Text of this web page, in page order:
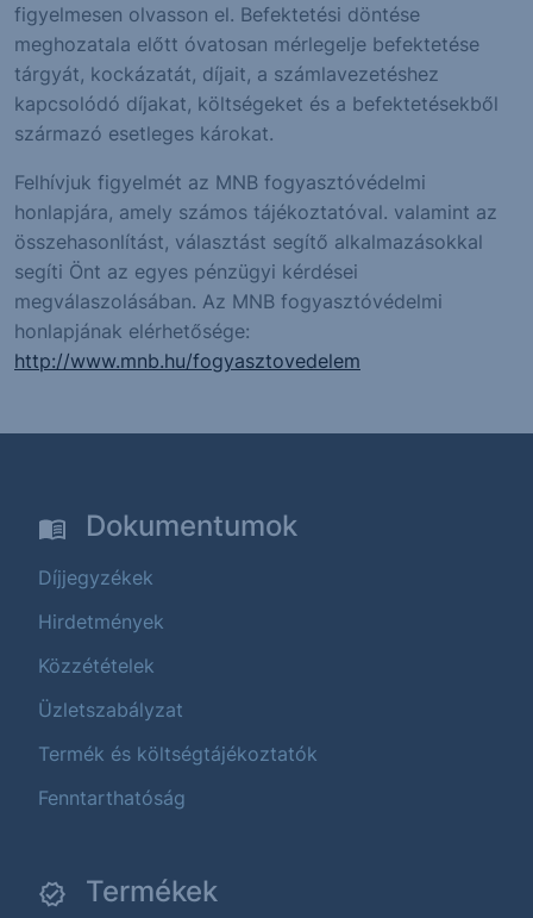
figyelmesen olvasson el. Befektetési döntése
meghozatala előtt óvatosan mérlegelje befektetése
tárgyát, kockázatát, díjait, a számlavezetéshez
kapcsolódó díjakat, költségeket és a befektetésekből
származó esetleges károkat.
Felhívjuk figyelmét az MNB fogyasztóvédelmi
honlapjára, amely számos tájékoztatóval. valamint az
összehasonlítást, választást segítő alkalmazásokkal
segíti Önt az egyes pénzügyi kérdései
megválaszolásában. Az MNB fogyasztóvédelmi
honlapjának elérhetősége:
http://www.mnb.hu/fogyasztovedelem
Dokumentumok
Díjjegyzékek
Hirdetmények
Közzétételek
Üzletszabályzat
Termék és költségtájékoztatók
Fenntarthatóság
Termékek